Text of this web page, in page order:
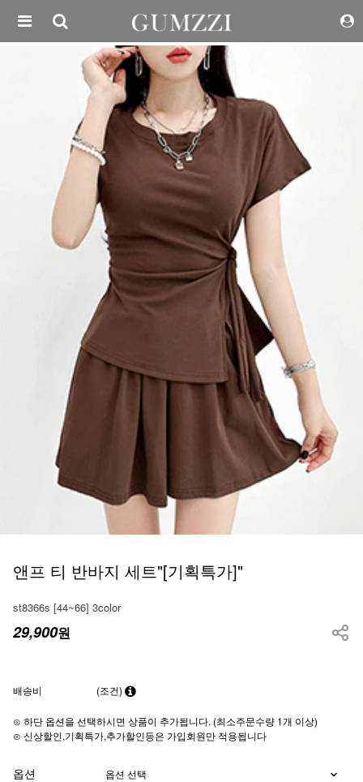
앤프 티 반바지 세트"[기획특가]"
st8366s [44~66] 3color
29,900원
배송비 (조건)
⊙ 하단 옵션을 선택하시면 상품이 추가됩니다. (최소주문수량 1개 이상)
⊙ 신상할인,기획특가,추가할인등은 가입회원만 적용됩니다
옵션